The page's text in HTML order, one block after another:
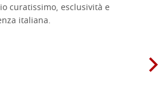
curatissimo, esclusività e
italiana.